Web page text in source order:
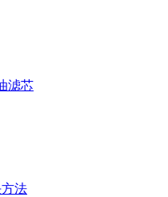
滤芯
法